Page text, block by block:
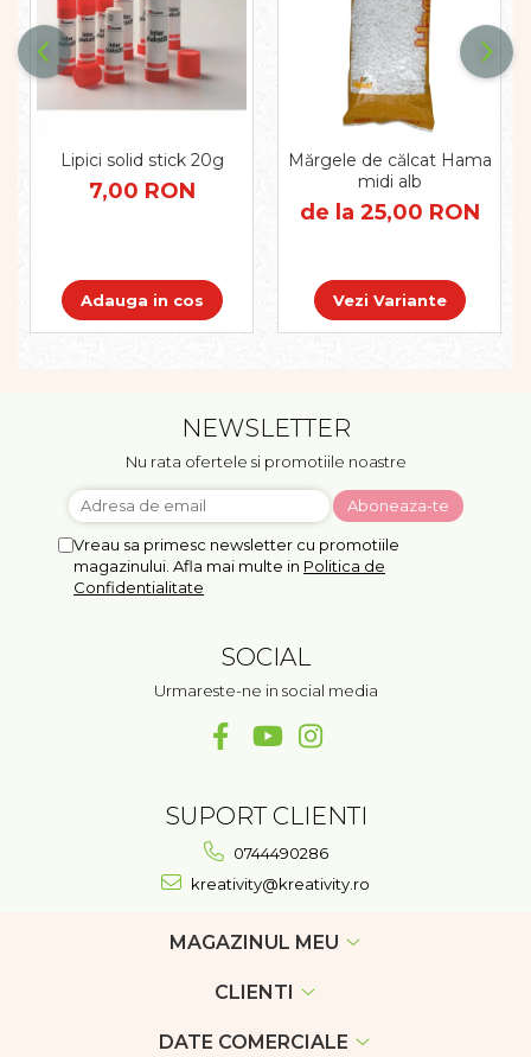
Lipici solid stick 20g
7,00 RON
Adauga in cos
Mărgele de călcat Hama
midi alb
de la 25,00 RON
Vezi Variante
NEWSLETTER
Nu rata ofertele si promotiile noastre
Vreau sa primesc newsletter cu promotiile
magazinului. Afla mai multe in Politica de
Confidentialitate
SOCIAL
Urmareste-ne in social media
SUPORT CLIENTI
0744490286
kreativity@kreativity.ro
MAGAZINUL MEU
CLIENTI
DATE COMERCIALE